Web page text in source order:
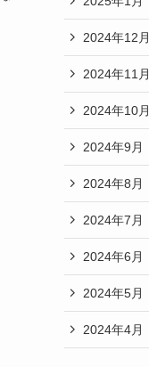
2024年12月
2024年11月
2024年10月
2024年9月
2024年8月
2024年7月
2024年6月
2024年5月
2024年4月